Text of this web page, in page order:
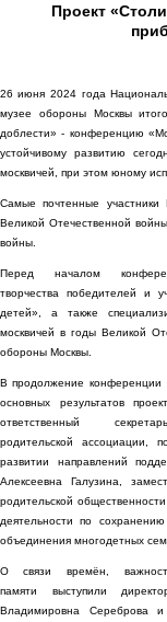
Проект
26 июня 2024 года
музее обороны Москвы
доблести» - конференцию
устойчивому развитию
москвичей, при этом юному
Самые почтенные
Великой Отечественной
войны.
Перед началом
творчества победителей и
детей», а также
москвичей в годы Великой
обороны Москвы.
В продолжение конференции
основных результатов
ответственный
родительской ассоциации,
развитии направлений
Алексеевна Галузина,
родительской
деятельности по
объединения многодетных
О связи времён,
памяти выступили
Владимировна Сереброва и